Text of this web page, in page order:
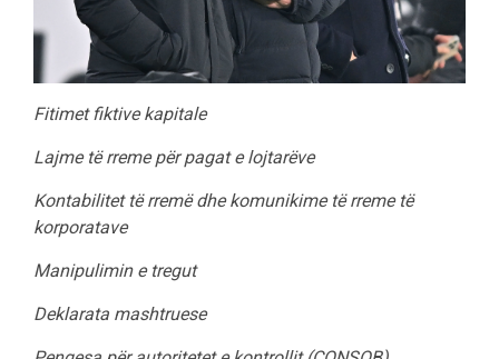
Fitimet fiktive kapitale
Lajme të rreme për pagat e lojtarëve
Kontabilitet të rremë dhe komunikime të rreme të
korporatave
Manipulimin e tregut
Deklarata mashtruese